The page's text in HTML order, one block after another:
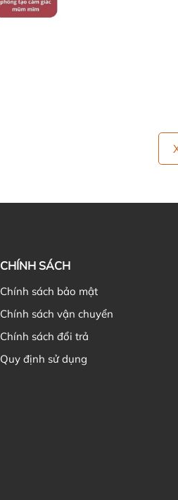
CHÍNH SÁCH
Chính sách bảo mật
Chính sách vận chuyển
Chính sách đổi trả
Quy định sử dụng